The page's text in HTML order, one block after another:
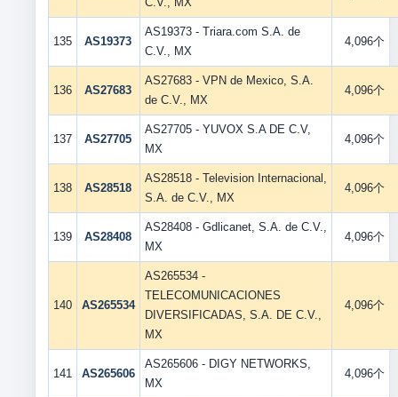
135 AS19373
AS19373 - Triara.com S.A. de
C.V., MX
4,096个
136 AS27683
AS27683 - VPN de Mexico, S.A.
de C.V., MX
4,096个
137 AS27705
AS27705 - YUVOX S.A DE C.V,
MX
4,096个
138 AS28518
AS28518 - Television Internacional,
S.A. de C.V., MX
4,096个
139 AS28408
AS28408 - Gdlicanet, S.A. de C.V.,
MX
4,096个
140 AS265534
AS265534 -
TELECOMUNICACIONES
DIVERSIFICADAS, S.A. DE C.V.,
MX
4,096个
141 AS265606
AS265606 - DIGY NETWORKS,
MX
4,096个